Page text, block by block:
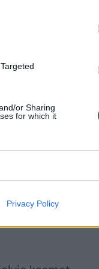
or Sharing
for which it
Privacy Policy
išgelbėti
žaibiškai.
artimieji
pavojinga
Ši infekcija gali
sunkias